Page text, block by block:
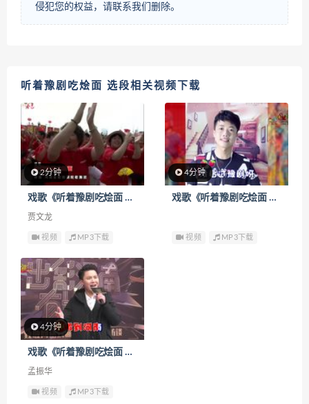
侵犯您的权益，请联系我们删除。
听着豫剧吃烩面 选段相关视频下载
2分钟
戏歌《听着豫剧吃烩面 选段》下载
贾文龙
视频 MP3下载
4分钟
戏歌《听着豫剧吃烩面 选段》下载
视频 MP3下载
4分钟
戏歌《听着豫剧吃烩面 选段》下载
孟振华
视频 MP3下载